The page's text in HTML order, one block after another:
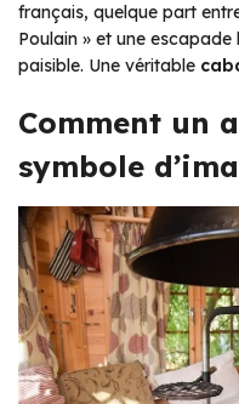
français, quelque part
Poulain » et une
paisible. Une véritable
Comment un
symbole